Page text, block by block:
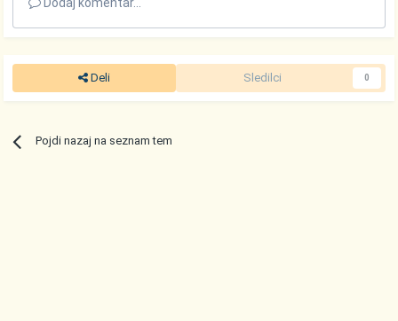
Dodaj komentar...
Deli Sledilci 0
Pojdi nazaj na seznam tem